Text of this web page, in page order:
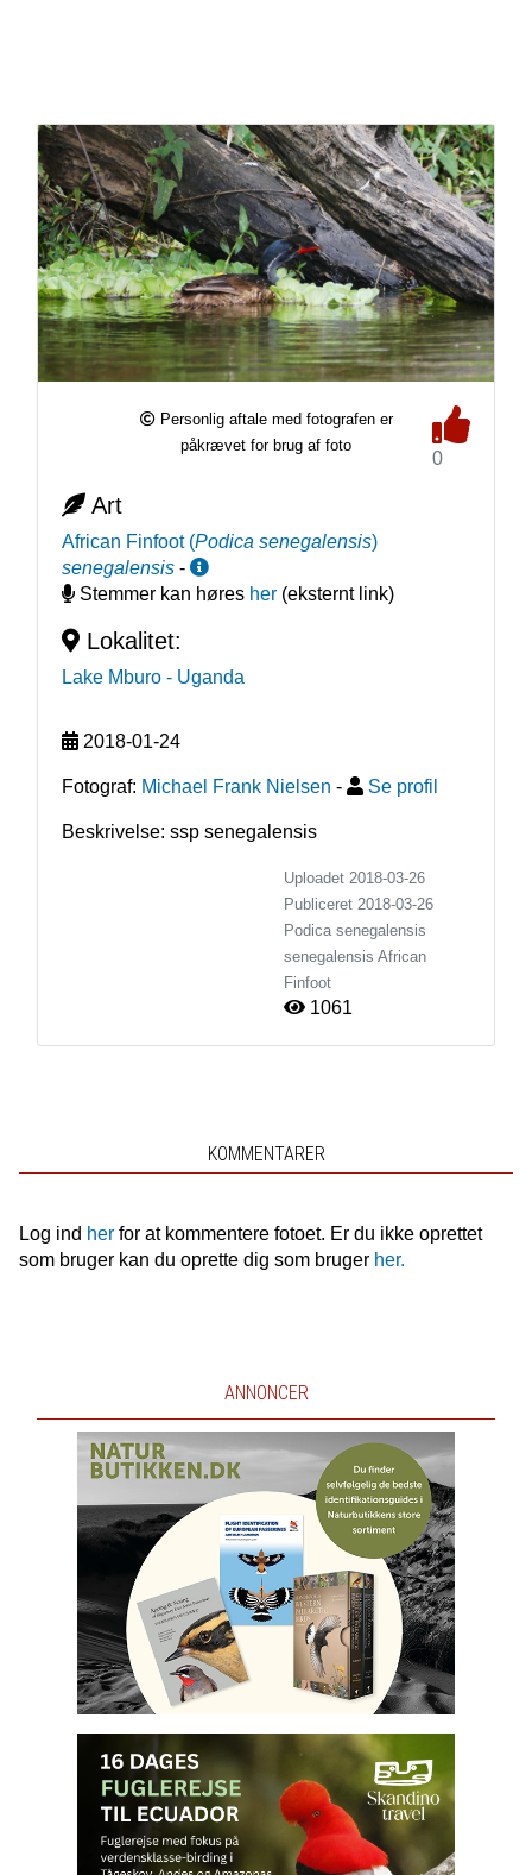
Personlig aftale med fotografen er
påkrævet for brug af foto
0
Art
African Finfoot (Podica senegalensis)
senegalensis -
Stemmer kan høres her(eksternt link)
Lokalitet:
Lake Mburo - Uganda
2018-01-24
Fotograf: Michael Frank Nielsen - Se profil
Beskrivelse: ssp senegalensis
Uploadet 2018-03-26
Publiceret 2018-03-26
Podica senegalensis
senegalensis African
Finfoot
1061
KOMMENTARER
Log ind herfor at kommentere fotoet. Er du ikke oprettet
som bruger kan du oprette dig som bruger her.
ANNONCER